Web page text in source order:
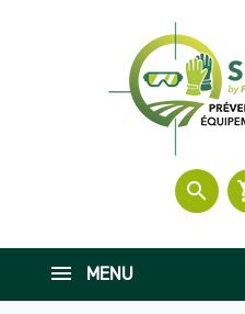
search
MENU